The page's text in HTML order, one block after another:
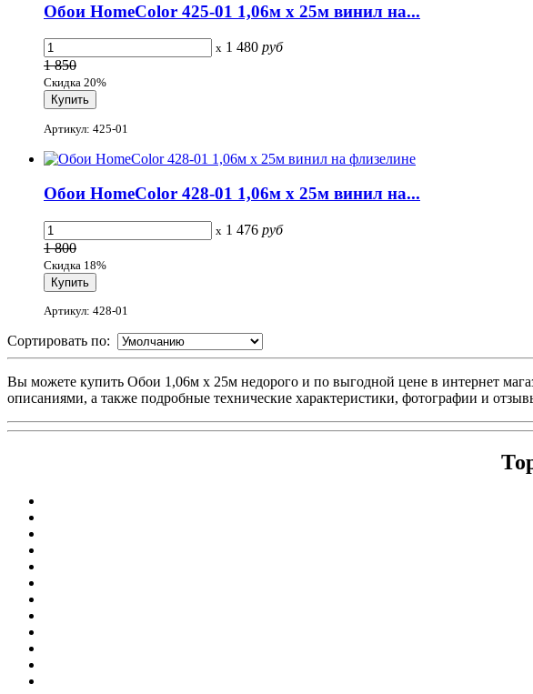
Обои HomeColor 425-01 1,06м x 25м винил на...
x 1 480 руб
1 850
Скидка 20%
Артикул: 425-01
Обои HomeColor 428-01 1,06м x 25м винил на...
x 1 476 руб
1 800
Скидка 18%
Артикул: 428-01
Сортировать по:
Вы можете купить Обои 1,06м x 25м недорого и по выгодной цене в интернет
описаниями, а также подробные технические характеристики, фотографии и